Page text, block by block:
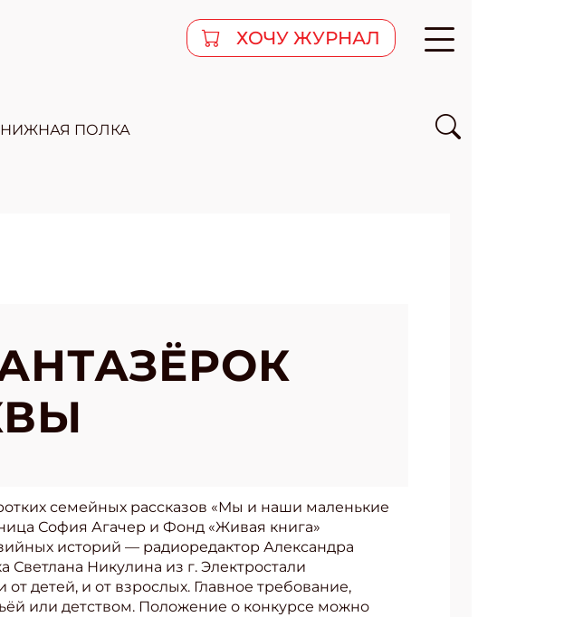
ХОЧУ ЖУРНАЛ
ПОЛКА
семейных рассказов «Мы и наши маленькие
София Агачер и Фонд «Живая книга»
историй — радиоредактор Александра
Никулина из г. Электростали
детей, и от взрослых. Главное требование,
или детством. Положение о конкурсе можно